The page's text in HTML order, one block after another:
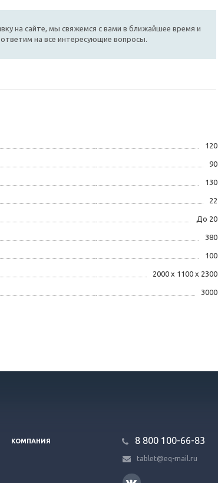
на сайте, мы свяжемся с вами в ближайшее время и
ответим на все интересующие вопросы.
120
90
130
22
До 20
380
100
2000 х 1100 х 2300
3000
КОМПАНИЯ 8 800 100-66-83
tablet@eq-mail.ru